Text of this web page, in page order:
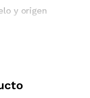
y origen